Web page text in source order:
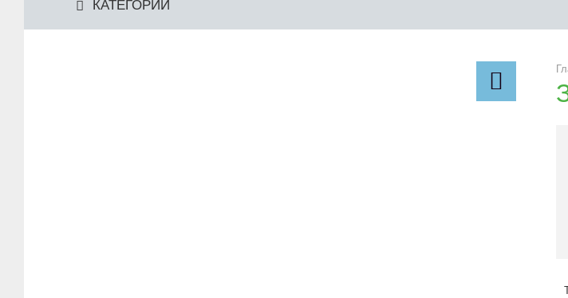
КАТЕГОРИИ